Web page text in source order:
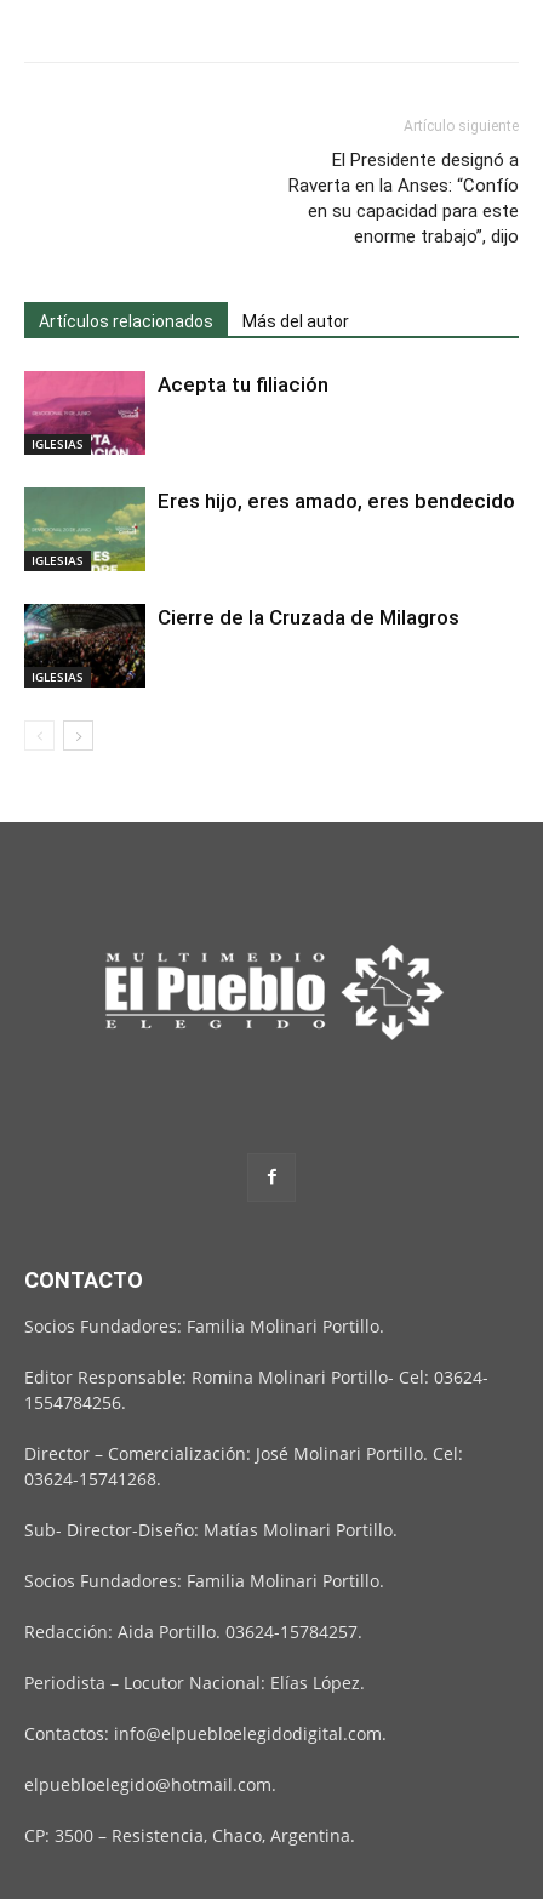
Artículo siguiente
El Presidente designó a
Raverta en la Anses: “Confío
en su capacidad para este
enorme trabajo”, dijo
Artículos relacionados Más del autor
IGLESIAS
Acepta tu filiación
IGLESIAS
Eres hijo, eres amado, eres bendecido
IGLESIAS
Cierre de la Cruzada de Milagros
CONTACTO
Socios Fundadores: Familia Molinari Portillo.
Editor Responsable: Romina Molinari Portillo- Cel: 03624-
1554784256.
Director – Comercialización: José Molinari Portillo. Cel:
03624-15741268.
Sub- Director-Diseño: Matías Molinari Portillo.
Socios Fundadores: Familia Molinari Portillo.
Redacción: Aida Portillo. 03624-15784257.
Periodista – Locutor Nacional: Elías López.
Contactos: info@elpuebloelegidodigital.com.
elpuebloelegido@hotmail.com.
CP: 3500 – Resistencia, Chaco, Argentina.